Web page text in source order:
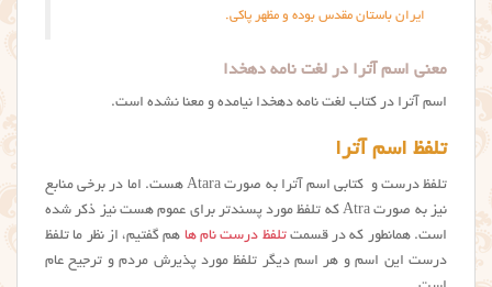
ایران باستان مقدس بوده و مظهر پاکی.
معنی اسم آترا در لغت نامه دهخدا
اسم آترا در کتاب لغت نامه دهخدا نیامده و معنا نشده است.
تلفظ اسم آترا
تلفظ درست و کتابی اسم آترا به صورت Atara هست. اما در برخی منابع
نیز به صورت Atra که تلفظ مورد پسندتر برای عموم هست نیز ذکر شده
است. همانطور که در قسمتتلفظ درست نام ها هم گفتیم، از نظر ما تلفظ
درست این اسم و هر اسم دیگر تلفظ مورد پذیرش مردم و ترجیح عام